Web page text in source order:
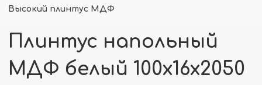
Высокий плинтус МДФ
Плинтус напольный
МДФ белый 100х16х2050